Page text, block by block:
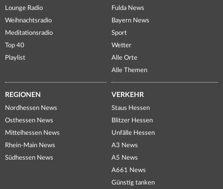
Lounge Radio
Weihnachtsradio
Meditationsradio
Top 40
Playlist
Fulda News
Bayern News
Sport
Wetter
Alle Orte
Alle Themen
REGIONEN
Nordhessen News
Osthessen News
Mittelhessen News
Rhein-Main News
Südhessen News
VERKEHR
Staus Hessen
Blitzer Hessen
Unfälle Hessen
A3 News
A5 News
A661 News
Günstig tanken